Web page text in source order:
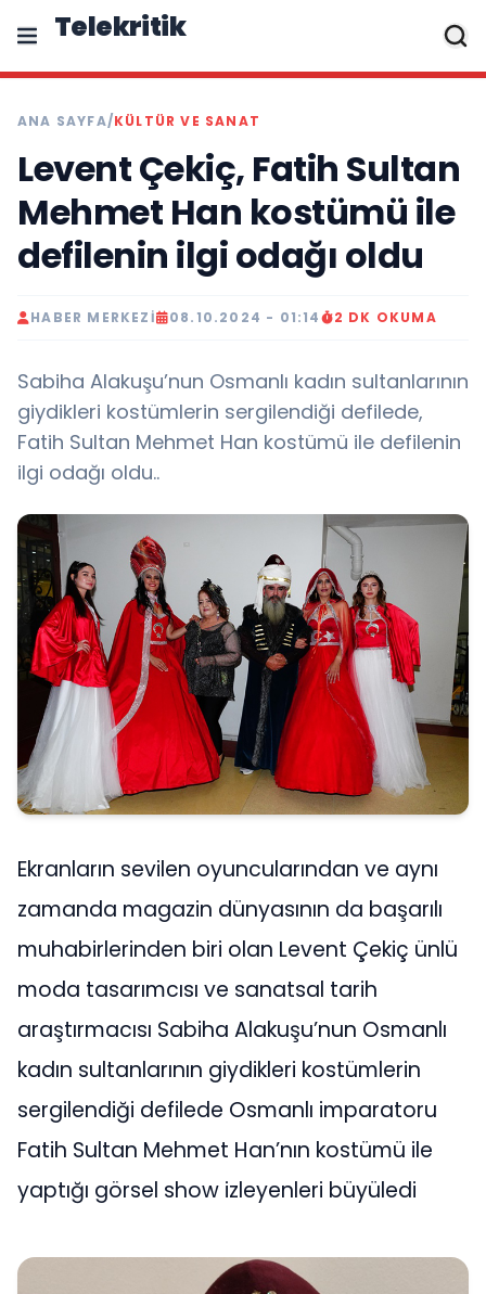
Telekritik
ANA SAYFA/KÜLTÜR VE SANAT
Levent Çekiç, Fatih Sultan
Mehmet Han kostümü ile
defilenin ilgi odağı oldu
HABER MERKEZI 08.10.2024 - 01:14 2 DK OKUMA
Sabiha Alakuşu’nun Osmanlı kadın sultanlarının
giydikleri kostümlerin sergilendiği defilede,
Fatih Sultan Mehmet Han kostümü ile defilenin
ilgi odağı oldu..
Ekranların sevilen oyuncularından ve aynı
zamanda magazin dünyasının da başarılı
muhabirlerinden biri olan Levent Çekiç ünlü
moda tasarımcısı ve sanatsal tarih
araştırmacısı Sabiha Alakuşu’nun Osmanlı
kadın sultanlarının giydikleri kostümlerin
sergilendiği defilede Osmanlı imparatoru
Fatih Sultan Mehmet Han’nın kostümü ile
yaptığı görsel show izleyenleri büyüledi